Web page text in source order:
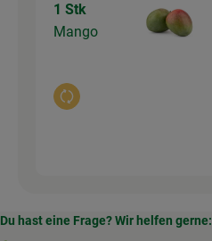
1 Stk
Mango
Auswahl ändern
Du hast eine Frage? Wir helfen gerne: